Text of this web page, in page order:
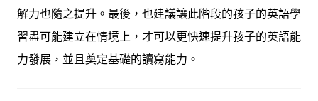
解力也隨之提升。最後，也建議讓此階段的孩子的英語學
習盡可能建立在情境上，才可以更快速提升孩子的英語能
力發展，並且奠定基礎的讀寫能力。